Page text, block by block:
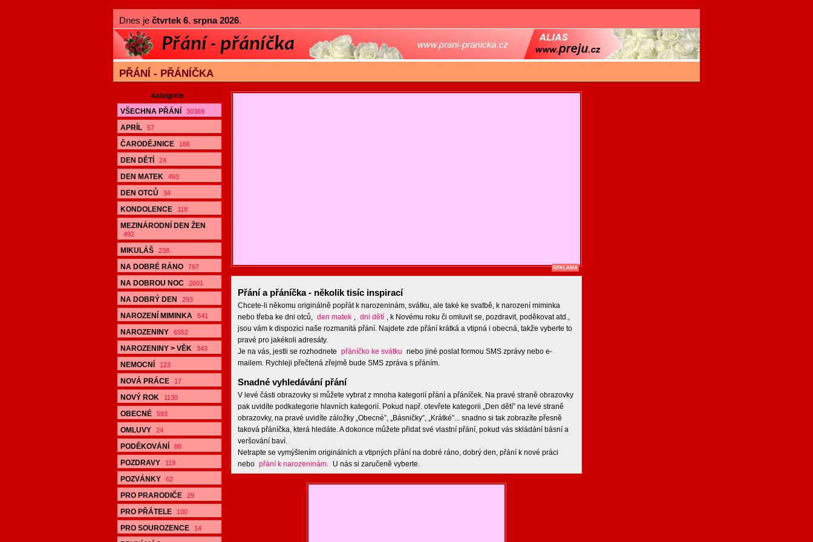
Dnes je čtvrtek 6. srpna 2026.
PŘÁNÍ - PŘÁNÍČKA
kategorie
VŠECHNA PŘÁNÍ
30369
APRÍL 57
ČARODĚJNICE 166
DEN DĚTÍ 24
DEN MATEK 493
DEN OTCŮ 34
KONDOLENCE 118
MEZINÁRODNÍ DEN ŽEN
492
MIKULÁŠ 238
NA DOBRÉ RÁNO 797
NA DOBROU NOC 2601
NA DOBRÝ DEN 293
NAROZENÍ MIMINKA 541
NAROZENINY 6352
NAROZENINY > VĚK 343
NEMOCNÍ 123
NOVÁ PRÁCE 17
NOVÝ ROK 1130
OBECNÉ 593
OMLUVY 24
PODĚKOVÁNÍ 88
POZDRAVY 119
POZVÁNKY 62
PRO PRARODIČE 29
PRO PŘÁTELE 100
PRO SOUROZENCE 14
REKLAMA
Přání a přáníčka - několik tisíc inspirací
Chcete-li někomu originálně popřát k narozeninám, svátku, ale také ke svatbě, k narození miminka
nebo třeba ke dni otců, den matek , dni dětí , k Novému roku či omluvit se, pozdravit, poděkovat atd.,
jsou vám k dispozici naše rozmanitá přání. Najdete zde přání krátká a vtipná i obecná, takže vyberte to
pravé pro jakékoli adresáty.
Je na vás, jestli se rozhodnete přáníčko ke svátku nebo jiné poslat formou SMS zprávy nebo e-
mailem. Rychleji přečtená zřejmě bude SMS zpráva s přáním.
Snadné vyhledávání přání
V levé části obrazovky si můžete vybrat z mnoha kategorií přání a přáníček. Na pravé straně obrazovky
pak uvidíte podkategorie hlavních kategorií. Pokud např. otevřete kategorii „Den dětí” na levé straně
obrazovky, na pravé uvidíte záložky „Obecné”, „Básničky”, „Krátké”... snadno si tak zobrazíte přesně
taková přáníčka, která hledáte. A dokonce můžete přidat své vlastní přání, pokud vás skládání básní a
veršování baví.
Netrapte se vymýšlením originálních a vtipných přání na dobré ráno, dobrý den, přání k nové práci
nebo přání k narozeninám. U nás si zaručeně vyberte.